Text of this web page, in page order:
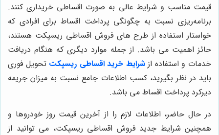
قیمت مناسب و شرایط عالی به صورت اقساطی خریداری کنند.
برنامه‌ریزی نسبت به چگونگی پرداخت اقساط برای افرادی که
خواستار استفاده از طرح های فروش اقساطی ریسپکت هستند،
حائز اهمیت می باشد. از جمله موارد دیگری که هنگام دریافت
خدمات و استفاده ازشرایط خرید اقساطی ریسپکت تحویل فوری
باید در نظر بگیرید، کسب اطلاعات جامع نسبت به میزان جریمه
دیرکرد پرداخت اقساط می باشد.
در حال حاضر، اطلاعات لازم را از آخرین قیمت روز خودروها و
همچنین شرایط جدید فروش اقساطی ریسپکت، می توانید از